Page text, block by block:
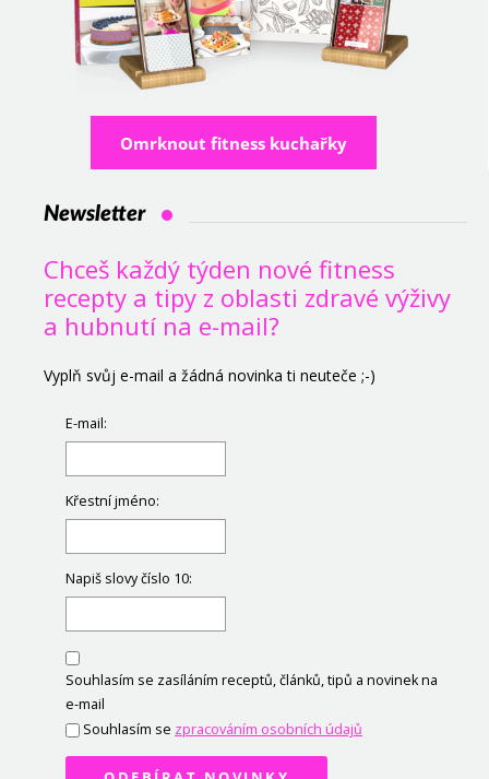
Omrknout fitness kuchařky
Newsletter
Chceš každý týden nové fitness
recepty a tipy z oblasti zdravé výživy
a hubnutí na e-mail?
Vyplň svůj e-mail a žádná novinka ti neuteče ;-)
E-mail:
Křestní jméno:
Napiš slovy číslo 10:
Souhlasím se zasíláním receptů, článků, tipů a novinek na
e-mail
Souhlasím se zpracováním osobních údajů